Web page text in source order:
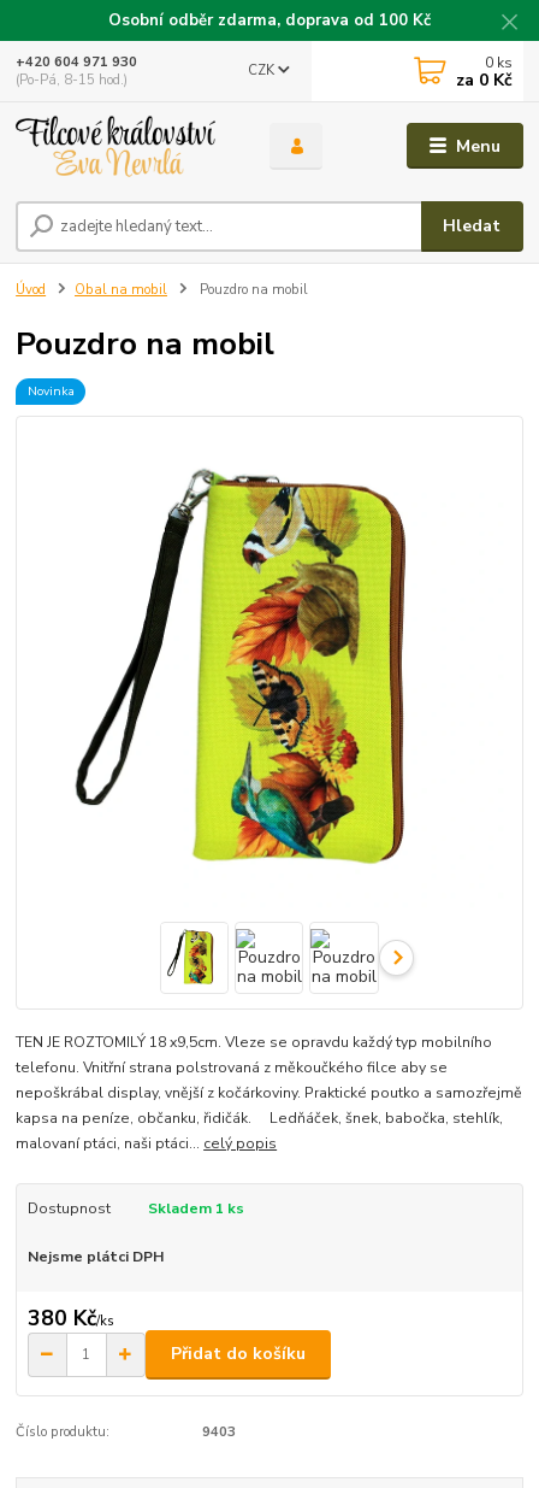
Osobní odběr zdarma, doprava od 100 Kč
Menu
CZK
Hledat
+420 604 971 930
(Po-Pá, 8-15 hod.)
0 ks
za 0 Kč
Úvod Obal na mobil Pouzdro na mobil
Pouzdro na mobil
Novinka
TEN JE ROZTOMILÝ 18 x9,5cm. Vleze se opravdu každý typ mobilního
telefonu. Vnitřní strana polstrovaná z měkoučkého filce aby se
nepoškrábal display, vnější z kočárkoviny. Praktické poutko a samozřejmě
kapsa na peníze, občanku, řidičák. Ledňáček, šnek, babočka, stehlík,
malovaní ptáci, naši ptáci... celý popis
Dostupnost Skladem 1 ks
Nejsme plátci DPH
380 Kč/ks
Přidat do košíku
Číslo produktu: 9403